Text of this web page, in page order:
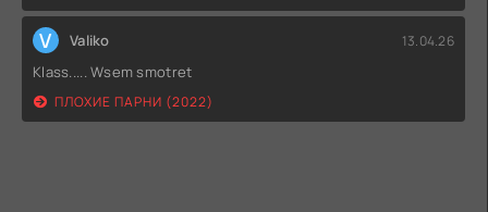
V Valiko 13.04.26
Klass..... Wsem smotret
ПЛОХИЕ ПАРНИ (2022)